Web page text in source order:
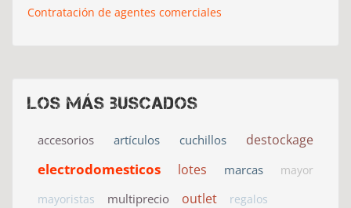
Contratación de agentes comerciales
Los más buscados
accesorios artículos cuchillos destockage
electrodomesticos lotes marcas
mayor
mayoristas
multiprecio outlet regalos